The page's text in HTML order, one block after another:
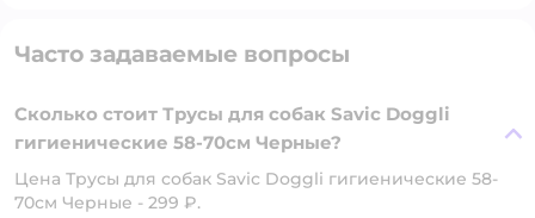
Часто задаваемые вопросы
Сколько стоит Трусы для собак Savic Doggli
гигиенические 58-70см Черные?
Цена Трусы для собак Savic Doggli гигиенические 58-
70см Черные - 299 ₽.